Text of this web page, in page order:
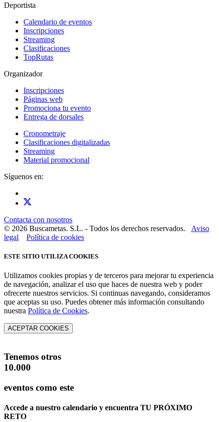
Deportista
Calendario de eventos
Inscripciones
Streaming
Clasificaciones
TopRutas
Organizador
Inscripciones
Páginas web
Promociona tu evento
Entrega de dorsales
Cronometraje
Clasificaciones digitalizadas
Streaming
Material promocional
Síguenos en:
Contacta con nosotros
© 2026 Buscametas. S.L. - Todos los derechos reservados. Aviso
legal
Política de cookies
ESTE SITIO UTILIZA COOKIES
Utilizamos cookies propias y de terceros para mejorar tu experiencia
de navegación, analizar el uso que haces de nuestra web y poder
ofrecerte nuestros servicios. Si continuas navegando, consideramos
que aceptas su uso. Puedes obtener más información consultando
nuestra Política de Cookies.
ACEPTAR COOKIES
Tenemos otros
10.000
eventos como este
Accede a nuestro calendario y encuentra TU PRÓXIMO
RETO